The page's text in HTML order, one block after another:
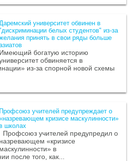
Даремский университет обвинен в
белых студентов" из-за
принять в свои ряды больше
Имеющий богатую историю
обвиняется в
из-за спорной новой схемы
Профсоюз учителей предупреждает о
кризисе маскулинности»
школах
Профсоюз учителей предупредил о
назревающем «кризисе
маскулинности» в
после того, как...